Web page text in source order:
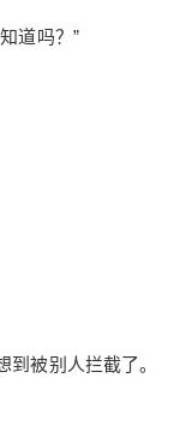
道吗？”
被别人拦截了。
按理说这种案
科，怎么武
张啊，二三
这里，双手
伙太能躲
面的施压力度
，眼神一凝，
长，有些事
……凶虎么，我
下手中的报